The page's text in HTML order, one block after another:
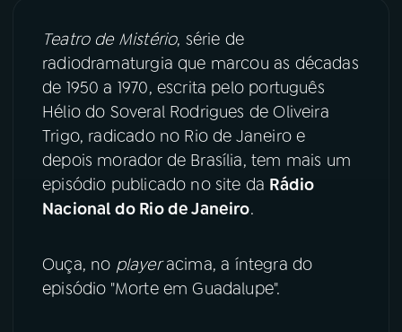
04 PROGRAMAS
05PODCASTS
06VIDEOCASTS
08FESTIVAL DE MÚSICA
Teatro de Mistério, série de
radiodramaturgia que marcou as décadas
de 1950 a 1970, escrita pelo português
Hélio do Soveral Rodrigues de Oliveira
Trigo, radicado no Rio de Janeiro e
depois morador de Brasília, tem mais um
episódio publicado no site da Rádio
Nacional do Rio de Janeiro.
Ouça, no playeracima, a íntegra do
episódio "Morte em Guadalupe".